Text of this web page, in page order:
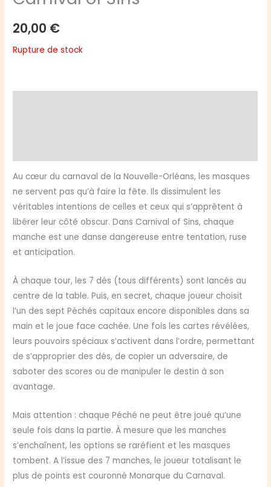
20,00 €
Rupture de stock
Au cœur du carnaval de la Nouvelle-Orléans, les masques
ne servent pas qu’à faire la fête. Ils dissimulent les
véritables intentions de celles et ceux qui s’apprêtent à
libérer leur côté obscur. Dans Carnival of Sins, chaque
manche est une danse dangereuse entre tentation, ruse
et anticipation.
À chaque tour, les 7 dés (tous différents) sont lancés au
centre de la table. Puis, en secret, chaque joueur choisit
l’un des sept Péchés capitaux encore disponibles dans sa
main et le joue face cachée. Une fois les cartes révélées,
leurs pouvoirs spéciaux s’activent dans l’ordre, permettant
de s’approprier des dés, de copier un adversaire, de
saboter des scores ou de manipuler le destin à son
avantage.
Mais attention : chaque Péché ne peut être joué qu’une
seule fois dans la partie. À mesure que les manches
s’enchaînent, les options se raréfient et les masques
tombent. A l’issue des 7 manches, le joueur totalisant le
plus de points est couronné Monarque du Carnaval.